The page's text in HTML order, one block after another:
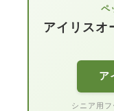
ペ
アイリスオ
ア
シニア用